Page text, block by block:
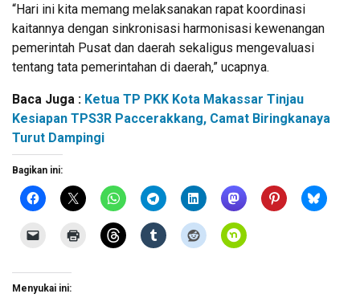
“Hari ini kita memang melaksanakan rapat koordinasi
kaitannya dengan sinkronisasi harmonisasi kewenangan
pemerintah Pusat dan daerah sekaligus mengevaluasi
tentang tata pemerintahan di daerah,” ucapnya.
Baca Juga : Ketua TP PKK Kota Makassar Tinjau
Kesiapan TPS3R Paccerakkang, Camat Biringkanaya
Turut Dampingi
Bagikan ini:
Menyukai ini: